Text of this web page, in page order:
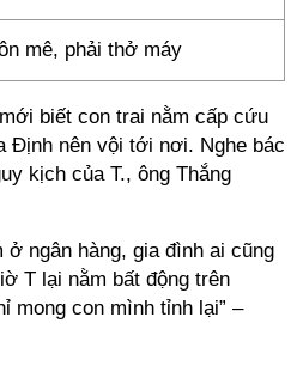
mê, phải thở máy
biết con trai nằm cấp cứu
Định nên vội tới nơi. Nghe bác
kịch của T., ông Thắng
ngân hàng, gia đình ai cũng
T lại nằm bất động trên
mong con mình tỉnh lại” –